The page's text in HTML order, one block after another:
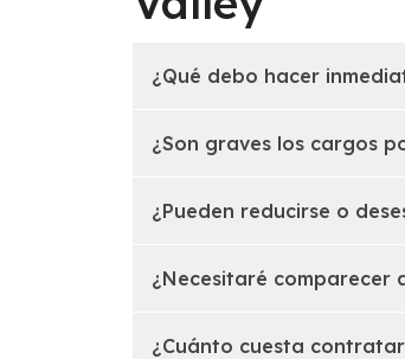
¿Qué debo hacer
¿Son graves los cargos
¿Pueden reducirse o
¿Necesitaré comparecer
¿Cuánto cuesta